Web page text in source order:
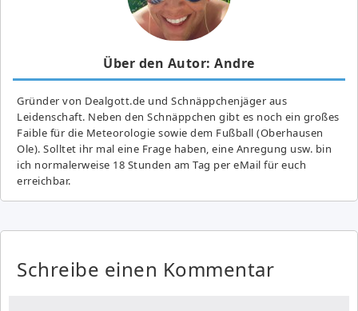
Über den Autor: Andre
Gründer von Dealgott.de und Schnäppchenjäger aus
Leidenschaft. Neben den Schnäppchen gibt es noch ein großes
Fai­ble für die Meteorologie sowie dem Fußball (Oberhausen
Ole). Solltet ihr mal eine Frage haben, eine Anregung usw. bin
ich normalerweise 18 Stunden am Tag per eMail für euch
erreichbar.
Schreibe einen Kommentar